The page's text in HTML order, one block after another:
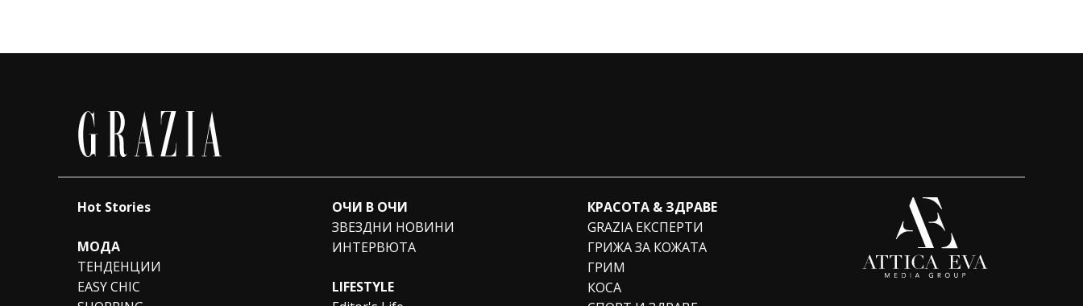
Hot Stories
МОДА
ТЕНДЕНЦИИ
EASY CHIC
ОЧИ В ОЧИ
ЗВЕЗДНИ НОВИНИ
ИНТЕРВЮТА
LIFESTYLE
КРАСОТА & ЗДРАВЕ
GRAZIA ЕКСПЕРТИ
ГРИЖА ЗА КОЖАТА
ГРИМ
КОСА